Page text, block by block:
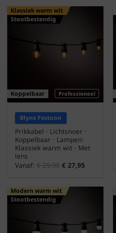
Professioneel
Klassiek warm wit
Stootbestendig
Koppelbaar
Blynx Festoon
Prikkabel · Lichtsnoer ·
Koppelbaar · Lampen:
Klassiek warm wit · Met
lens
Vanaf:€29,95 € 27,95
Modern warm wit
Stootbestendig